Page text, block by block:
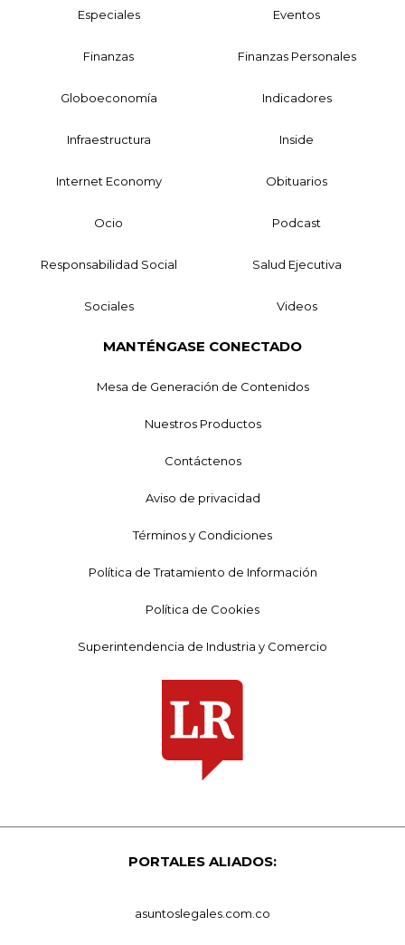
Especiales Eventos
Finanzas Finanzas Personales
Globoeconomía Indicadores
Infraestructura Inside
Internet Economy Obituarios
Ocio Podcast
Responsabilidad Social Salud Ejecutiva
Sociales Videos
MANTÉNGASE CONECTADO
Mesa de Generación de Contenidos
Nuestros Productos
Contáctenos
Aviso de privacidad
Términos y Condiciones
Política de Tratamiento de Información
Política de Cookies
Superintendencia de Industria y Comercio
PORTALES ALIADOS:
asuntoslegales.com.co